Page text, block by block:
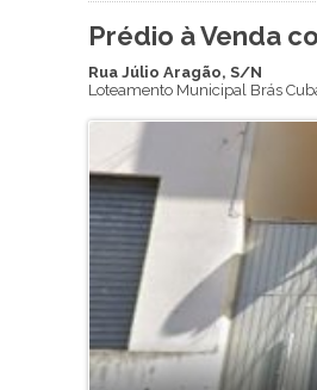
Prédio à Venda
Rua Júlio Aragão, S/N
Loteamento Municipal Brás